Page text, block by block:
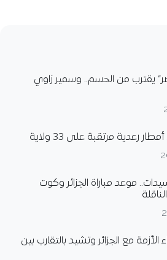
يقترب من الحسم.. وسمير زاوي
رعدية مرتقبة على 33 ولاية
موعد مباراة الجزائر وكوت
الأزمة مع الجزائر وتشيد بالتقارب بين